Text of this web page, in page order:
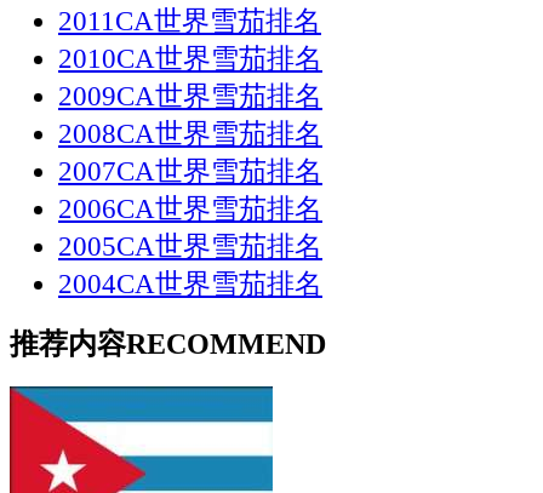
2011CA世界雪茄排名
2010CA世界雪茄排名
2009CA世界雪茄排名
2008CA世界雪茄排名
2007CA世界雪茄排名
2006CA世界雪茄排名
2005CA世界雪茄排名
2004CA世界雪茄排名
推荐内容RECOMMEND